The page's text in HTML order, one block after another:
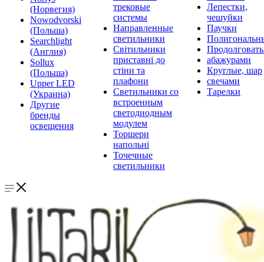
(Норвегия)
Nowodvorski
(Польша)
Searchlight
(Англия)
Sollux
(Польша)
Upper LED
(Украина)
Другие
бренды
освещения
трековые
системы
Направленные
светильники
Світильники
приставні до
стіни та
плафони
Светильники со
встроенным
светодиодным
модулем
Торшери
напольні
Точечные
светильники
Лепестки,
чешуйки
Паучки
абажурами
Круглые, шар
свечами
Тарелки